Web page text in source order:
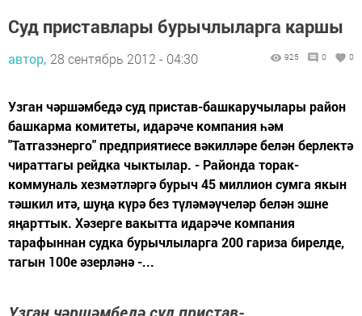
Суд приставлары бурычлыларга каршы
автор, 28 сентябрь 2012 - 04:30 925 0 0
Узган чәршәмбедә суд пристав-башкаручылары район
башкарма комитеты, идарәче компания һәм
"Татгазэнерго" предприятиесе вәкилләре белән берлектә
чираттагы рейдка чыктылар. - Районда торак-
коммуналь хезмәтләргә бурыч 45 миллион сумга якын
тәшкил итә, шуңа күрә без түләмәүчеләр белән эшне
яңарттык. Хәзерге вакытта идарәче компания
тарафыннан судка бурычлыларга 200 гариза бирелде,
тагын 100е әзерләнә -...